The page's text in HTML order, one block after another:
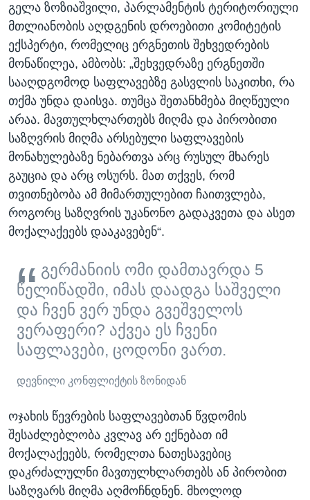
გელა ზოზიაშვილი, პარლამენტის ტერიტორიული
მთლიანობის აღდგენის დროებითი კომიტეტის
ექსპერტი, რომელიც ერგნეთის შეხვედრების
მონაწილეა, ამბობს: „შეხვედრაზე ერგნეთში
სააღდგომოდ საფლავებზე გასვლის საკითხი, რა
თქმა უნდა დაისვა. თუმცა შეთანხმება მიღწეული
არაა. მავთულხლართებს მიღმა და პირობითი
საზღვრის მიღმა არსებული საფლავების
მონახულებაზე ნებართვა არც რუსულ მხარეს
გაუცია და არც ოსურს. მათ თქვეს, რომ
თვითნებობა ამ მიმართულებით ჩაითვლება,
როგორც საზღვრის უკანონო გადაკვეთა და ასეთ
მოქალაქეებს დააკავებენ“.
გერმანიის ომი დამთავრდა 5
წელიწადში, იმას დაადგა საშველი
და ჩვენ ვერ უნდა გვეშველოს
ვერაფერი? აქვეა ეს ჩვენი
საფლავები, ცოდონი ვართ.
დევნილი კონფლიქტის ზონიდან
ოჯახის წევრების საფლავებთან წვდომის
შესაძლებლობა კვლავ არ ექნებათ იმ
მოქალაქეებს, რომელთა ნათესავებიც
დაკრძალულნი მავთულხლართებს ან პირობით
საზღვარს მიღმა აღმოჩნდნენ. მხოლოდ